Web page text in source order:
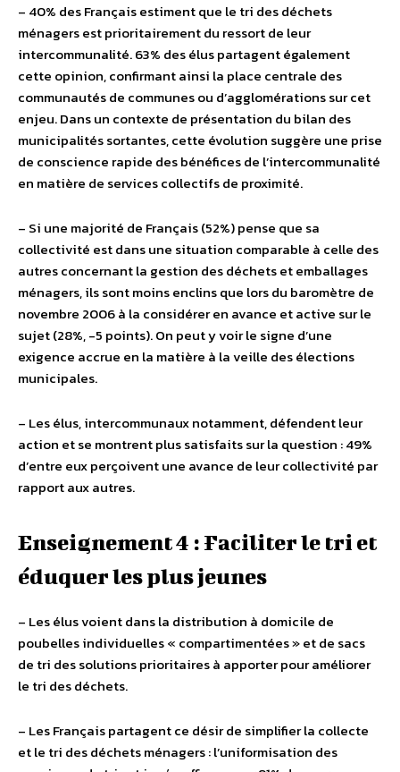
– 40% des Français estiment que le tri des déchets
ménagers est prioritairement du ressort de leur
intercommunalité. 63% des élus partagent également
cette opinion, confirmant ainsi la place centrale des
communautés de communes ou d’agglomérations sur cet
enjeu. Dans un contexte de présentation du bilan des
municipalités sortantes, cette évolution suggère une prise
de conscience rapide des bénéfices de l’intercommunalité
en matière de services collectifs de proximité.
– Si une majorité de Français (52%) pense que sa
collectivité est dans une situation comparable à celle des
autres concernant la gestion des déchets et emballages
ménagers, ils sont moins enclins que lors du baromètre de
novembre 2006 à la considérer en avance et active sur le
sujet (28%, -5 points). On peut y voir le signe d’une
exigence accrue en la matière à la veille des élections
municipales.
– Les élus, intercommunaux notamment, défendent leur
action et se montrent plus satisfaits sur la question : 49%
d’entre eux perçoivent une avance de leur collectivité par
rapport aux autres.
Enseignement 4 : Faciliter le tri et
éduquer les plus jeunes
– Les élus voient dans la distribution à domicile de
poubelles individuelles « compartimentées » et de sacs
de tri des solutions prioritaires à apporter pour améliorer
le tri des déchets.
– Les Français partagent ce désir de simplifier la collecte
et le tri des déchets ménagers : l’uniformisation des